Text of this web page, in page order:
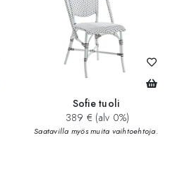
Sofie tuoli
389 € (alv 0%)
Saatavilla myös muita vaihtoehtoja.